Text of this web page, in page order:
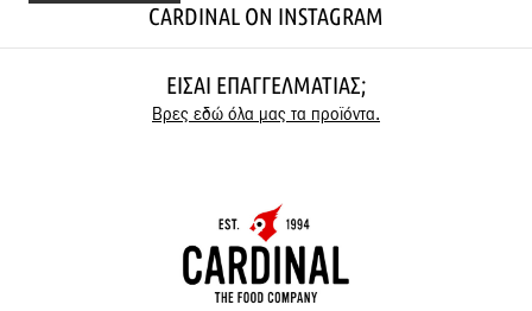
CARDINAL ON INSTAGRAM
ΕΊΣΑΙ ΕΠΑΓΓΕΛΜΑΤΊΑΣ;
Βρες εδώ όλα μας τα προϊόντα.